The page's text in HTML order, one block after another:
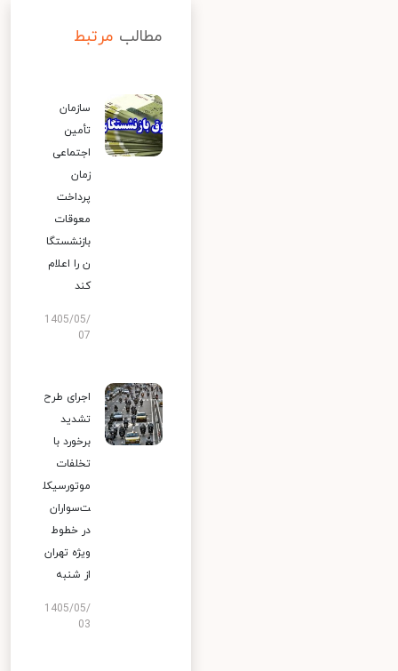
مطالب مرتبط
سازمان
تأمین
اجتماعی
زمان
پرداخت
معوقات
بازنشستگا
ن را اعلام
کند
1405/05/
07
اجرای طرح
تشدید
برخورد با
تخلفات
موتورسیکل
ت‌سواران
در خطوط
ویژه تهران
از شنبه
1405/05/
03